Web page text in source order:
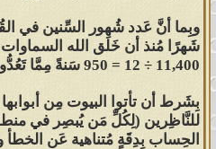
وبِما أنَّ عَدد شُهور السِّنين في
شَهرًا مُنذ أن خَلَق الله
11,400 ÷ 12 = 950 سَنةً مِمَّا تَعُدُّون.
بِشَرط أن تأتوا البيوت مِن
للنَّاظِرين (لِكُلِّ مَن يُبصِر في
الحِساب بِدِقَةٍ مُتناهية عَن الخطأ